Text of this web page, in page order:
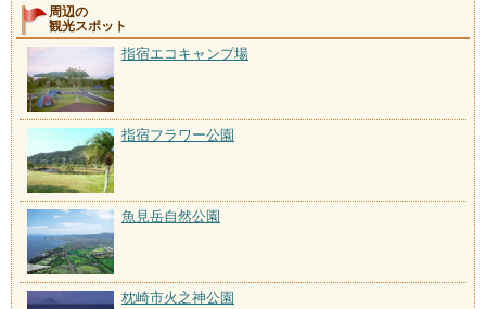
周辺の
観光スポット
指宿エコキャンプ場
指宿フラワー公園
魚見岳自然公園
枕崎市火之神公園